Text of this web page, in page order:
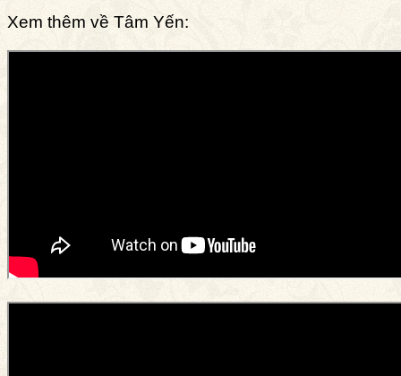
Xem thêm về Tâm Yến: